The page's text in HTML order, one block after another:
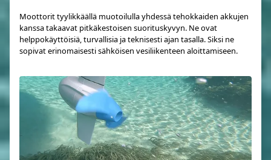
Moottorit tyylikkäällä muotoilulla yhdessä tehokkaiden akkujen
kanssa takaavat pitkäkestoisen suorituskyvyn. Ne ovat
helppokäyttöisiä, turvallisia ja teknisesti ajan tasalla. Siksi ne
sopivat erinomaisesti sähköisen vesiliikenteen aloittamiseen.